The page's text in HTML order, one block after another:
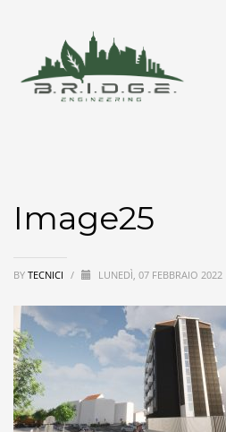
Image25
BY TECNICI / LUNEDÌ, 07 FEBBRAIO 2022